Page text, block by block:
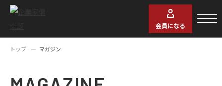
会員になる
トップ マガジン